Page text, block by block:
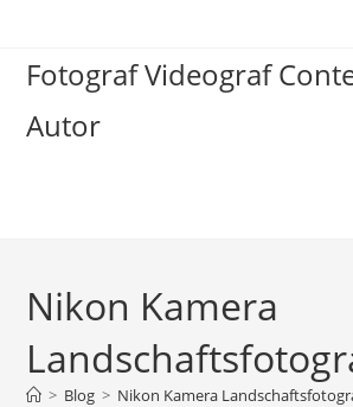
springen
Fotograf Videograf
Autor
Nikon Kamera
> Blog > Nikon Kamera